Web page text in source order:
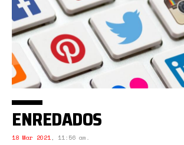
ENREDADOS
18 Mar 2021, 11:56 am.